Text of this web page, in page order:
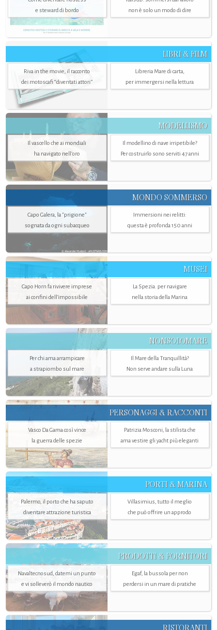
e steward di bordo
non è solo un modo di dire
LIBRI & FILM
Riva in the movie, il racconto
dei motoscafi “diventati attori”
Libreria Mare di carta,
per immergersi nella lettura
MODELLISMO
Il vascello che ai mondiali
ha navigato nell’oro
Il modellino di nave irripetibile?
Per costruirlo sono serviti 47 anni
MONDO SOMMERSO
Capo Galera, la "prigione"
sognata da ogni subacqueo
Immersioni nei relitti:
questa è profonda 150 anni
MUSEI
Capo Horn fa rivivere imprese
ai confini dell’impossibile
La Spezia. per navigare
nella storia della Marina
NONSOLOMARE
Per chi ama arrampicare
a strapiombo sul mare
Il Mare della Tranquillità?
Non serve andare sulla Luna
PERSONAGGI & RACCONTI
Vasco Da Gama così vince
la guerra delle spezie
Patrizia Mosconi, la stilista che
ama vestire gli yacht più eleganti
PORTI & MARINA
Palermo, il porto che ha saputo
diventare attrazione turistica
Villasimius, tutto il meglio
che può offrire un approdo
PRODOTTI & FORNITORI
Navaltecnosud, datemi un punto
e vi solleverò il mondo nautico
Egaf, la bussola per non
perdersi in un mare di pratiche
RISTORANTI